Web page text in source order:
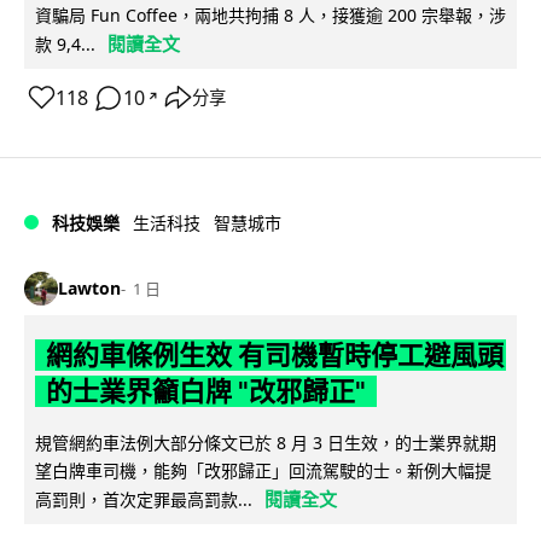
資騙局 Fun Coffee，兩地共拘捕 8 人，接獲逾 200 宗舉報，涉
款 9,4...
閱讀全文
118 10 ↗ 分享
科技娛樂 生活科技 智慧城市
Lawton 1 日
網約車條例生效 有司機暫時停工避風頭
的士業界籲白牌 "改邪歸正"
規管網約車法例大部分條文已於 8 月 3 日生效，的士業界就期
望白牌車司機，能夠「改邪歸正」回流駕駛的士。新例大幅提
高罰則，首次定罪最高罰款...
閱讀全文